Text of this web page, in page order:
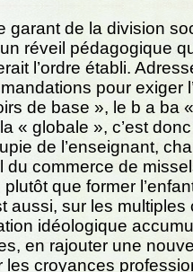
garant de la division
réveil pédagogique
l’ordre établi.
pour exiger
de base », le b a ba
« globale », c’est
de l’enseignant,
du commerce de
que former
aussi, sur les
idéologique
en rajouter une
les croyances